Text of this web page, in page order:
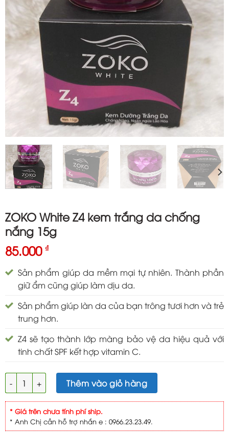
ZOKO White Z4 kem trắng da chống
nắng 15g
85.000 ₫
Sản phẩm giúp da mềm mại tự nhiên. Thành phần
giữ ẩm cũng giúp làm dịu da.
Sản phẩm giúp làn da của bạn trông tươi hơn và trẻ
trung hơn.
Z4 sẽ tạo thành lớp màng bảo vệ da hiệu quả với
tinh chất SPF kết hợp vitamin C.
ZOKO White Z4 kem trắng da chống nắng 15g số lượng
Thêm vào giỏ hàng
* Giá trên chưa tính phí ship.
* Anh Chị cần hỗ trợ nhắn e : 0966.23.23.49.